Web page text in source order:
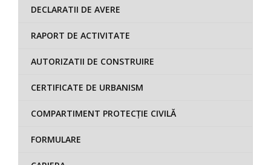
DECLARATII DE AVERE
RAPORT DE ACTIVITATE
AUTORIZATII DE CONSTRUIRE
CERTIFICATE DE URBANISM
COMPARTIMENT PROTECȚIE CIVILĂ
FORMULARE